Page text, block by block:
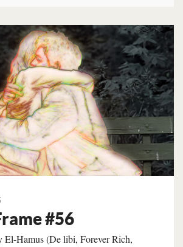
#56
El-Hamus (De libi, Forever Rich,